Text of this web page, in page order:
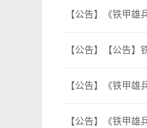
【公告】《铁甲雄
【公告】【公告】
【公告】《铁甲雄
【公告】《铁甲雄